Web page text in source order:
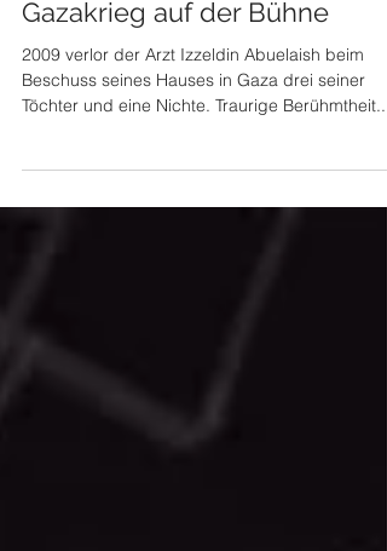
Übermenschliche Größe Der
Gazakrieg auf der Bühne
2009 verlor der Arzt Izzeldin Abuelaish beim